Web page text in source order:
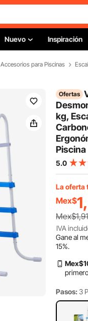
Nuevo Inspiración
Accesorios para Piscinas
Ofertas
kg,
Piscina
5.0
La oferta
Mex$
IVA
Gane al
15%.
Mex$
Pasos: 3